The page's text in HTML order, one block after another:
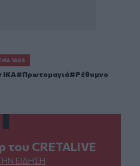
TAGS
ΙΚΑ Πρωτομαγιά Ρέθυμνο
του CRETALIVE
ΕΊΔΗΣΗ